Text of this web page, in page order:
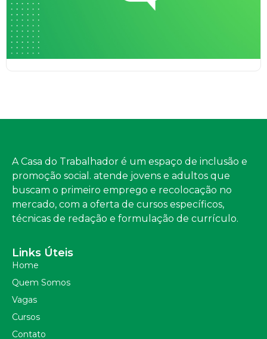
A Casa do Trabalhador é um espaço de inclusão e
promoção social. atende jovens e adultos que
buscam o primeiro emprego e recolocação no
mercado, com a oferta de cursos específicos,
técnicas de redação e formulação de currículo.
Links Úteis
Home
Quem Somos
Vagas
Cursos
Contato